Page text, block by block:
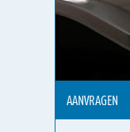
AANVRAGEN